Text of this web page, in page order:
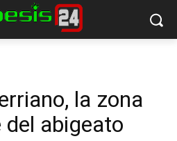
la zona
abigeato